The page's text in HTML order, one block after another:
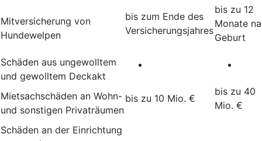
Mitversicherung von
Hundewelpen
bis zum Ende des
Versicherungsjahres
bis zu 12
Monate
Geburt
Schäden aus ungewolltem
und gewolltem Deckakt
Mietsachschäden an Wohn-
und sonstigen Privaträumen
bis zu 10 Mio. €
bis zu 40
Mio. €
Schäden an der Einrichtung